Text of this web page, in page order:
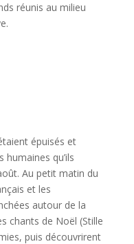
réunis au milieu
épuisés et
humaines qu’ils
Au petit matin du
et les
autour de la
chants de Noël (Stille
puis découvrirent